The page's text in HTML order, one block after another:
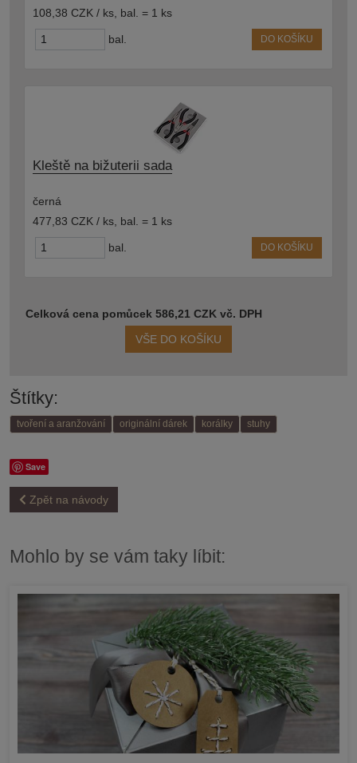
108,38 CZK / ks bal. = 1 ks
bal. DO KOŠÍKU
Kleště na bižuterii sada
černá
477,83 CZK / ks bal. = 1 ks
bal. DO KOŠÍKU
Celková cena pomůcek 586,21 CZK vč. DPH
VŠE DO KOŠÍKU
Štítky:
tvoření a aranžování originální dárek korálky stuhy
Save
Zpět na návody
Mohlo by se vám taky líbit: